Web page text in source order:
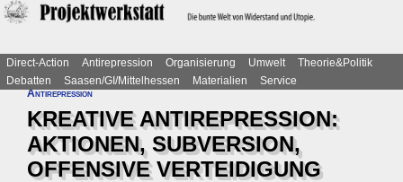
Direct-Action Antirepression Organisierung Umwelt
Theorie&Politik
Debatten
Saasen/GI/Mittelhessen Materialien
Service
Antirepression
KREATIVE ANTIREPRESSION:
AKTIONEN, SUBVERSION,
OFFENSIVE VERTEIDIGUNG